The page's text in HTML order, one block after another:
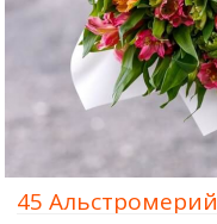
45 Альстромерий